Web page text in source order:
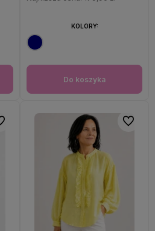
Do koszyka
KOLORY:
ulubionych Do